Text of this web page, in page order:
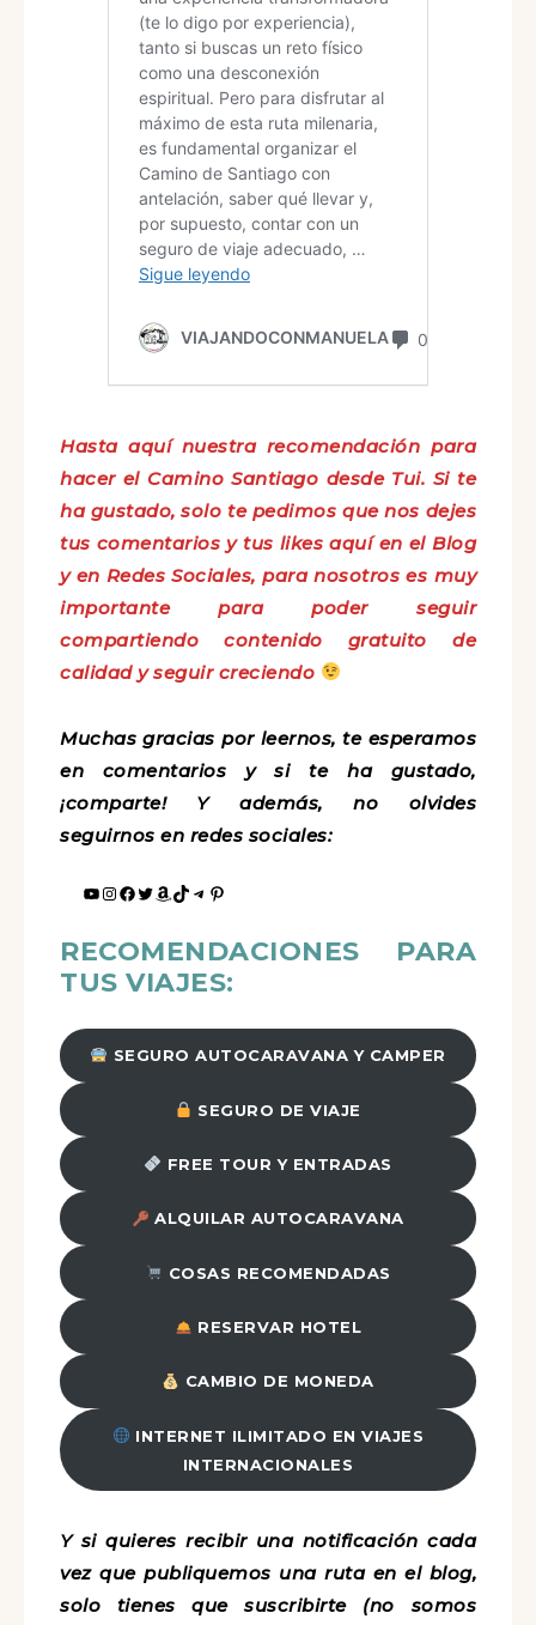
Hasta aquí nuestra recomendación para
hacer el Camino Santiago desde Tui. Si te
ha gustado, solo te pedimos que nos dejes
tus comentarios y tus likes aquí en el Blog
y en Redes Sociales, para nosotros es muy
importante para poder seguir
compartiendo contenido gratuito de
calidad y seguir creciendo
Muchas gracias por leernos, te esperamos
en comentarios y si te ha gustado,
¡comparte! Y además, no olvides
seguirnos en redes sociales:
RECOMENDACIONES PARA
TUS VIAJES:
SEGURO AUTOCARAVANA Y CAMPER
SEGURO DE VIAJE
FREE TOUR Y ENTRADAS
ALQUILAR AUTOCARAVANA
COSAS RECOMENDADAS
RESERVAR HOTEL
CAMBIO DE MONEDA
INTERNET ILIMITADO EN VIAJES
INTERNACIONALES
Y si quieres recibir una notificación cada
vez que publiquemos una ruta en el blog,
solo tienes que suscribirte (no somos